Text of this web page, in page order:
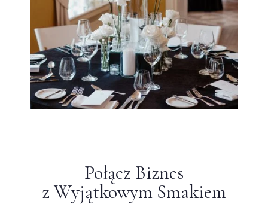
Połącz Biznes
z Wyjątkowym Smakiem